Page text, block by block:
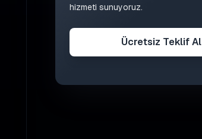
hizmeti sunuyoruz.
Ücretsiz Teklif Al